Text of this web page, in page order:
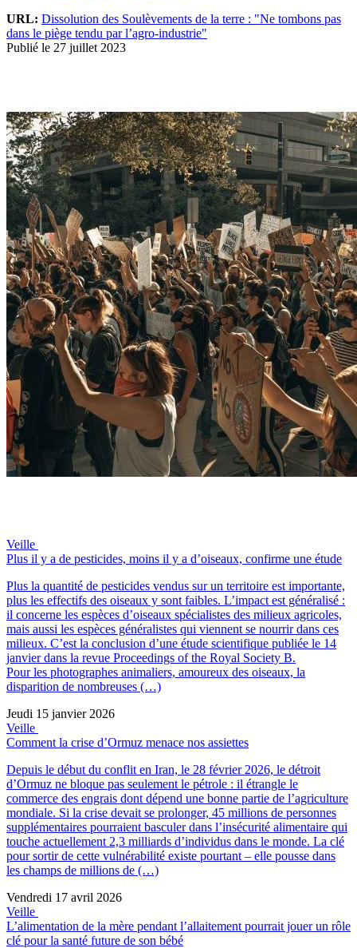
URL: Dissolution des Soulèvements de la terre : "Ne tombons pas
dans le piège tendu par l’agro-industrie"
Publié le 27 juillet 2023
Veille
Plus il y a de pesticides, moins il y a d’oiseaux, confirme une étude
Plus la quantité de pesticides vendus sur un territoire est importante,
plus les effectifs des oiseaux y sont faibles. L’impact est généralisé :
il concerne les espèces d’oiseaux spécialistes des milieux agricoles,
mais aussi les espèces généralistes qui viennent se nourrir dans ces
milieux. C’est la conclusion d’une étude scientifique publiée le 14
janvier dans la revue Proceedings of the Royal Society B.
Pour les photographes animaliers, amoureux des oiseaux, la
disparition de nombreuses (…)
Jeudi 15 janvier 2026
Veille
Comment la crise d’Ormuz menace nos assiettes
Depuis le début du conflit en Iran, le 28 février 2026, le détroit
d’Ormuz ne bloque pas seulement le pétrole : il étrangle le
commerce des engrais dont dépend une bonne partie de l’agriculture
mondiale. Si la crise devait se prolonger, 45 millions de personnes
supplémentaires pourraient basculer dans l’insécurité alimentaire qui
touche actuellement 2,3 milliards d’individus dans le monde. La clé
pour sortir de cette vulnérabilité existe pourtant – elle pousse dans
les champs de millions de (…)
Vendredi 17 avril 2026
Veille
L’alimentation de la mère pendant l’allaitement pourrait jouer un rôle
clé pour la santé future de son bébé